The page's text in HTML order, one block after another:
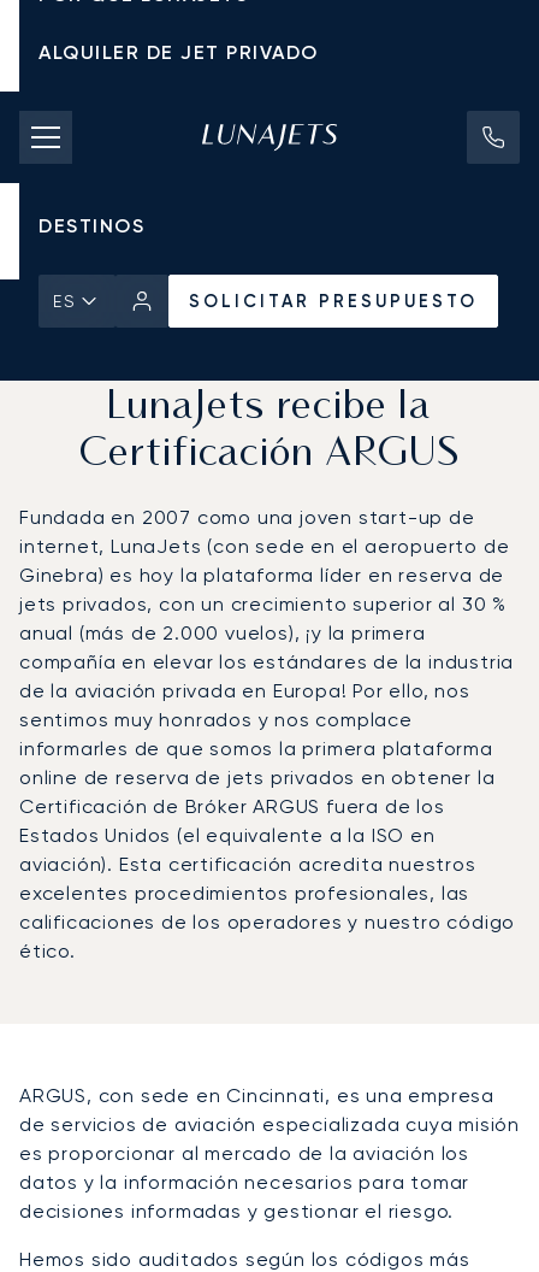
ALQUILER DE JET PRIVADO
TARIFAS DE CHÁRTER
JETS PRIVADOS
DESTINOS
ES
SOLICITAR PRESUPUESTO
SOLICITAR PRESUPUESTO
LunaJets recibe la
Certificación ARGUS
Fundada en 2007 como una joven start-up de
internet, LunaJets (con sede en el aeropuerto de
Ginebra) es hoy la plataforma líder en reserva de
jets privados, con un crecimiento superior al 30 %
anual (más de 2.000 vuelos), ¡y la primera
compañía en elevar los estándares de la industria
de la aviación privada en Europa! Por ello, nos
sentimos muy honrados y nos complace
informarles de que somos la primera plataforma
online de reserva de jets privados en obtener la
Certificación de Bróker ARGUS fuera de los
Estados Unidos (el equivalente a la ISO en
aviación). Esta certificación acredita nuestros
excelentes procedimientos profesionales, las
calificaciones de los operadores y nuestro código
ético.
ARGUS, con sede en Cincinnati, es una empresa
de servicios de aviación especializada cuya misión
es proporcionar al mercado de la aviación los
datos y la información necesarios para tomar
decisiones informadas y gestionar el riesgo.
Hemos sido auditados según los códigos más